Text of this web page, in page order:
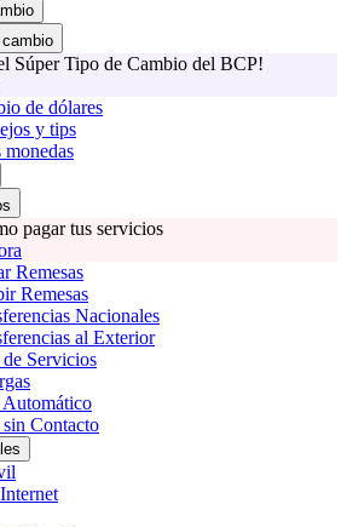
Súper Tipo de Cambio del BCP!
de dólares
y tips
monedas
pagar tus servicios
Remesas
Remesas
Nacionales
al Exterior
de Servicios
Automático
sin Contacto